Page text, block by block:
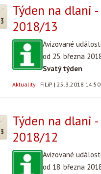
3
Týden na dlani -
2018/13
Avizované události
od 25. března
Svatý týden
Aktuality | FiLiP | 25.3.2018 14:50
3
Týden na dlani -
2018/12
Avizované události
od 18. března